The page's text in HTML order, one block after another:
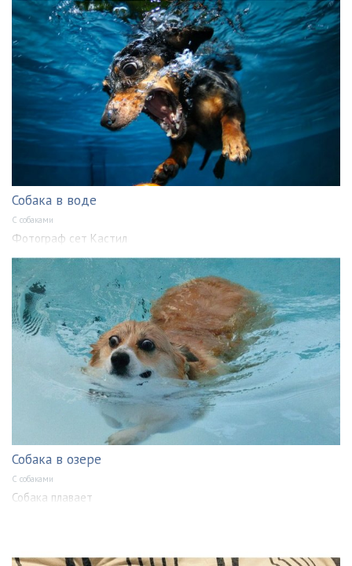
Собака в воде
С собаками
Фотограф сет Кастил
Собака в озере
С собаками
Собака плавает